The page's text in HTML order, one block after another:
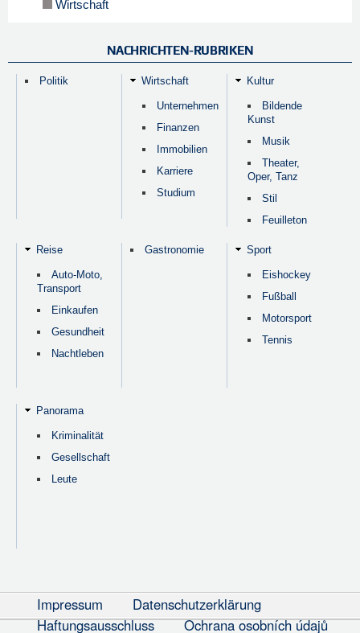
Wirtschaft
NACHRICHTEN-RUBRIKEN
Politik Wirtschaft
Unternehmen
Finanzen
Immobilien
Karriere
Studium
Kultur
Bildende
Kunst
Musik
Theater,
Oper, Tanz
Stil
Feuilleton
Reise
Auto-Moto,
Transport
Einkaufen
Gesundheit
Nachtleben
Gastronomie Sport
Eishockey
Fußball
Motorsport
Tennis
Panorama
Kriminalität
Gesellschaft
Leute
Impressum
Datenschutzerklärung
Haftungsausschluss
Ochrana osobních údajů